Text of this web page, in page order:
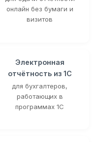
онлайн без бумаги и
визитов
Электронная
отчётность из 1С
для бухгалтеров,
работающих в
программах 1С